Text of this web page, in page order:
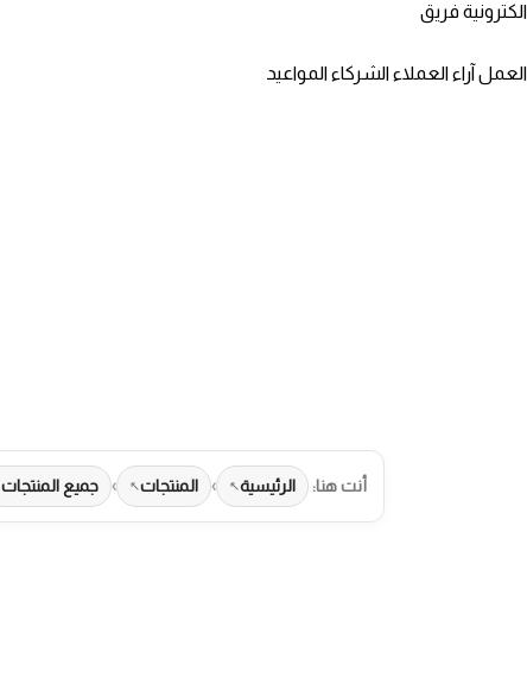
الكترونية فريق
العمل آراء العملاءالشركاءالمواعيد
أنت هنا: الرئيسية › المنتجات › جميع المنتجات